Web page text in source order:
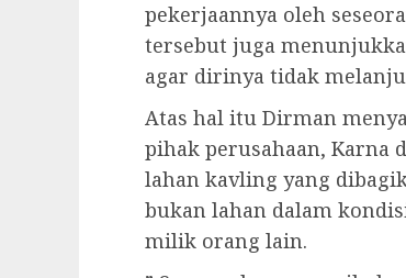
pekerjaannya oleh
tersebut juga
agar dirinya tidak
Atas hal itu Dirman
pihak perusahaan, Karna
lahan kavling yang
bukan lahan dalam
milik orang lain.